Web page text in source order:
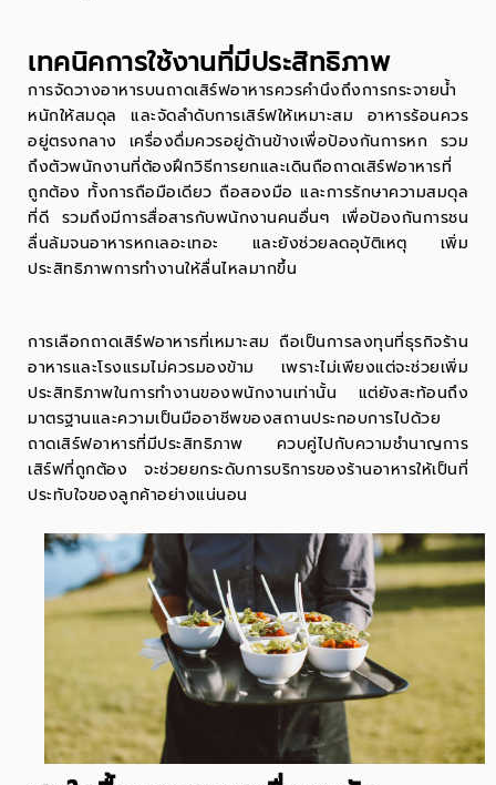
เทคนิคการใช้งานที่มีประสิทธิภาพ
การจัดวางอาหารบนถาดเสิร์ฟอาหารควรคำนึงถึงการกระจายน้ำ
หนักให้สมดุล และจัดลำดับการเสิร์ฟให้เหมาะสม อาหารร้อนควร
อยู่ตรงกลาง เครื่องดื่มควรอยู่ด้านข้างเพื่อป้องกันการหก รวม
ถึงตัวพนักงานที่ต้องฝึกวิธีการยกและเดินถือถาดเสิร์ฟอาหารที่
ถูกต้อง ทั้งการถือมือเดียว ถือสองมือ และการรักษาความสมดุล
ที่ดี รวมถึงมีการสื่อสารกับพนักงานคนอื่นๆ เพื่อป้องกันการชน
ลื่นล้มจนอาหารหกเลอะเทอะ และยังช่วยลดอุบัติเหตุ เพิ่ม
ประสิทธิภาพการทำงานให้ลื่นไหลมากขึ้น
การเลือกถาดเสิร์ฟอาหารที่เหมาะสม ถือเป็นการลงทุนที่ธุรกิจร้าน
อาหารและโรงแรมไม่ควรมองข้าม เพราะไม่เพียงแต่จะช่วยเพิ่ม
ประสิทธิภาพในการทำงานของพนักงานเท่านั้น แต่ยังสะท้อนถึง
มาตรฐานและความเป็นมืออาชีพของสถานประกอบการไปด้วย
ถาดเสิร์ฟอาหารที่มีประสิทธิภาพ ควบคู่ไปกับความชำนาญการ
เสิร์ฟที่ถูกต้อง จะช่วยยกระดับการบริการของร้านอาหารให้เป็นที่
ประทับใจของลูกค้าอย่างแน่นอน